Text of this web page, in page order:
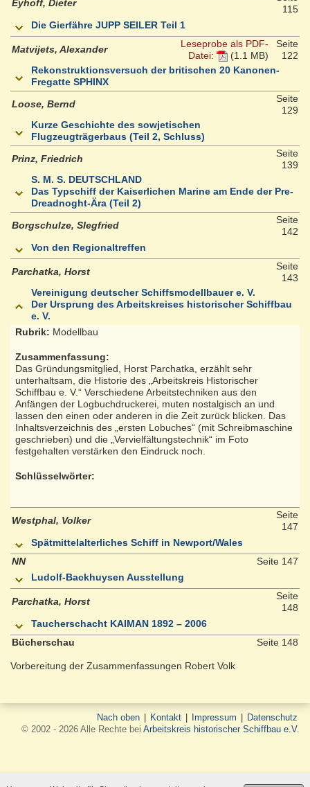
Eyhoff, Dieter
115
Die Gierfähre JUPP SEILER Teil 1
Matvijets, Alexander
Leseprobe als PDF-
Datei:
(1.1 MB)
Seite
122
Rekonstruktionsversuch der britischen 20 Kanonen-
Fregatte SPHINX
Loose, Bernd
Seite
129
Kurze Geschichte des sowjetischen
Flugzeugträgerbaus (Teil 2, Schluss)
Prinz, Friedrich
Seite
139
S. M. S. DEUTSCHLAND
Das Typschiff der Kaiserlichen Marine am Ende der Pre-
Dreadnoght-Ära (Teil 2)
Borgschulze, SIegfried
Seite
142
Von den Regionaltreffen
Parchatka, Horst
Seite
143
Vereinigung deutscher Schiffsmodellbauer e. V.
Der Ursprung des Arbeitskreises historischer Schiffbau
e. V.
Rubrik: Modellbau
Zusammenfassung:
Das Gründungsmitglied, Horst Parchatka, erzählt sehr
unterhaltsam, die Historie des „Arbeitskreis Historischer
Schiffbau e. V.“ Verschiedene Arbeitstechniken aus den
Anfängen der Logbuchdruckerei, muten nostalgisch an und
lassen den einen oder anderen in die Zeit zurück blicken. Das
Inhaltsverzeichnis des „ersten Lobuches“ (mit Schreibmaschine
geschrieben) und die „Vervielfältungstechnik“ im Foto
festgehalten verstärken den Eindruck noch.
Schlüsselwörter:
Westphal, Volker
Seite
147
Spätmittelalterliches Schiff in Newport/Wales
NN
Seite 147
Ludolf-Backhuysen Ausstellung
Parchatka, Horst
Seite
148
Taucherschacht KAIMAN 1892 – 2006
Bücherschau
Seite 148
Vorbereitung der Zusammenfassungen Robert Volk
Nach oben | Kontakt | Impressum | Datenschutz
© 2002 - 2026 Alle Rechte bei Arbeitskreis historischer Schiffbau e.V.